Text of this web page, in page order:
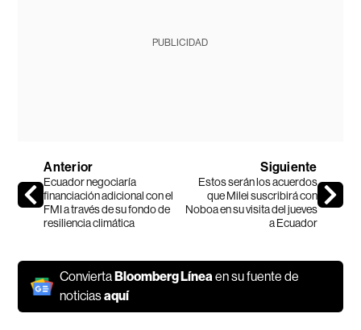
PUBLICIDAD
Anterior
Ecuador negociaría
financiación adicional con el
FMI a través de su fondo de
resiliencia climática
Siguiente
Estos serán los acuerdos
que Milei suscribirá con
Noboa en su visita del jueves
a Ecuador
ConviertaBloomberg Líneaen su fuente de
noticiasaquí